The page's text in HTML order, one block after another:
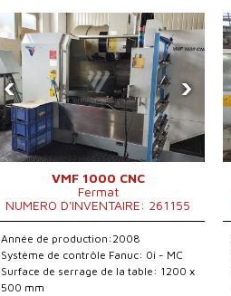
‹ ›
VMF 1000 CNC
Fermat
NUMERO D'INVENTAIRE: 261155
Année de production:2008
Système de contrôle Fanuc: 0i - MC
Surface de serrage de la table: 1200 x
500 mm